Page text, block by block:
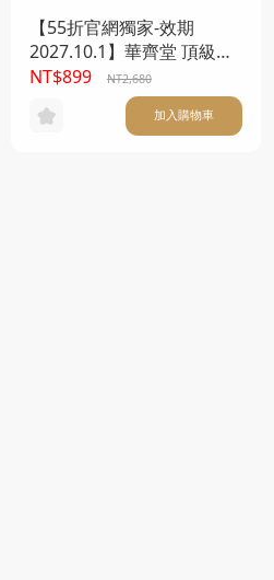
【55折官網獨家-效期
2027.10.1】華齊堂 頂級超
細度-珍珠粉(1g*60入)
NT$899 NT2,680
加入購物車